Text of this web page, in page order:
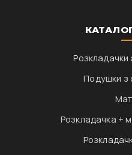
Розкладачки
Подушки з
Розкладачка +